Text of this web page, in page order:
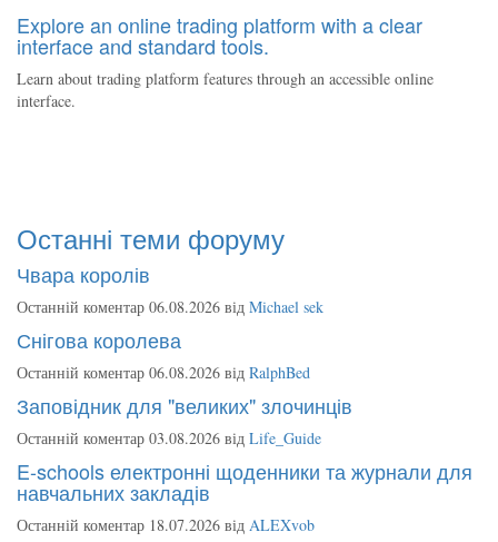
Explore an online trading platform with a clear
interface and standard tools.
Learn about trading platform features through an accessible online
interface.
Останні теми форуму
Чвара королів
Останній коментар 06.08.2026 від Michael sek
Снігова королева
Останній коментар 06.08.2026 від RalphBed
Заповідник для "великих" злочинців
Останній коментар 03.08.2026 від Life_Guide
E-schools електронні щоденники та журнали для
навчальних закладів
Останній коментар 18.07.2026 від ALEXvob